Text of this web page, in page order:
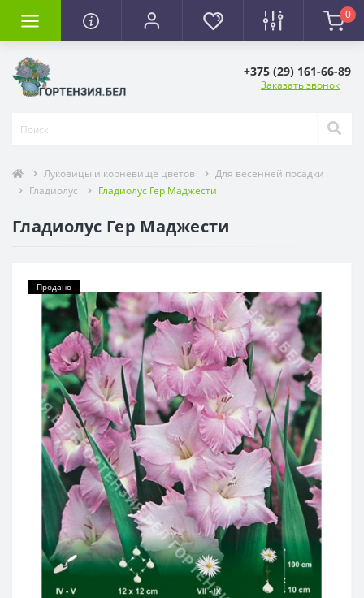
0
+375 (29) 161-66-89
Заказать звонок
Луковицы и корневище цветов
Для весенней посадки
Гладиолус
Гладиолус Гер Маджести
Гладиолус Гер Маджести
Продано